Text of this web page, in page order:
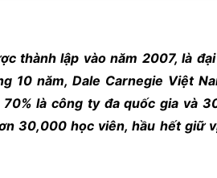
thành lập vào năm 2007, là
10 năm, Dale Carnegie Việt
là công ty đa quốc gia và
30,000 học viên, hầu hết giữ